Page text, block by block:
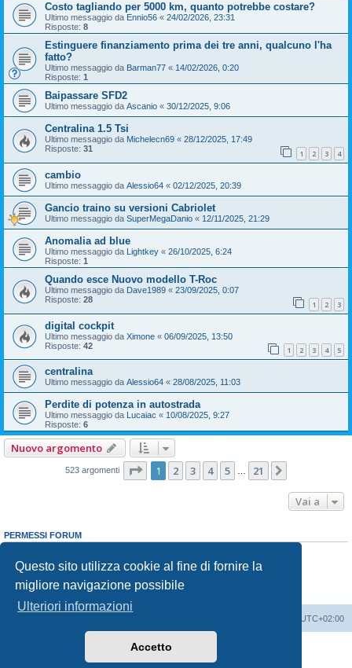
Questo sito utilizza cookie al fine di fornire la
migliore navigazione possibile
Ulteriori informazioni
Accetto
Costo tagliando per 5000 km, quanto potrebbe costare?
Ultimo messaggio da Ennio56 « 24/02/2026, 23:31
Risposte: 8
Estinguere finanziamento prima dei tre anni, qualcuno l'ha
fatto?
Ultimo messaggio da Barman77 « 14/02/2026, 0:20
Risposte: 1
Baipassare SFD2
Ultimo messaggio da Ascanio « 30/12/2025, 9:06
Centralina 1.5 Tsi
Ultimo messaggio da Michelecn69 « 28/12/2025, 17:49
Risposte: 31 1 2 3 4
cambio
Ultimo messaggio da Alessio64 « 02/12/2025, 20:39
Gancio traino su versioni Cabriolet
Ultimo messaggio da SuperMegaDanio « 12/11/2025, 21:29
Anomalia ad blue
Ultimo messaggio da Lightkey « 26/10/2025, 6:24
Risposte: 1
Quando esce Nuovo modello T-Roc
Ultimo messaggio da Dave1989 « 23/09/2025, 0:07
Risposte: 28 1 2 3
digital cockpit
Ultimo messaggio da Ximone « 06/09/2025, 13:50
Risposte: 42 1 2 3 4 5
centralina
Ultimo messaggio da Alessio64 « 28/08/2025, 11:03
Perdite di potenza in autostrada
Ultimo messaggio da Lucaiac « 10/08/2025, 9:27
Risposte: 6
Nuovo argomento
523 argomenti Pagina di 21
1 2 3 4 5 21
Vai a
PERMESSI FORUM
Non puoi
rispondere negli argomenti
Non puoimodificare i tuoi messaggi
Non puoicancellare i tuoi messaggi
Non puoi
inviare allegati
UTC+02:00
phpBB® Forum Software © phpBB Limited
phpBB-Italia.it